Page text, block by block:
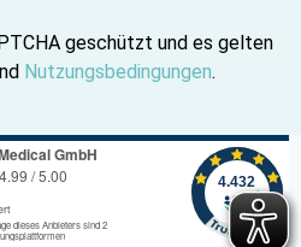
geschützt und es gelten
Nutzungsbedingungen.